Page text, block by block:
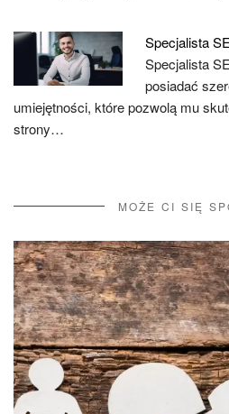
Specjalista
Specjalista
posiadać
umiejętności, które pozwolą mu
strony…
MOŻE CI SIĘ